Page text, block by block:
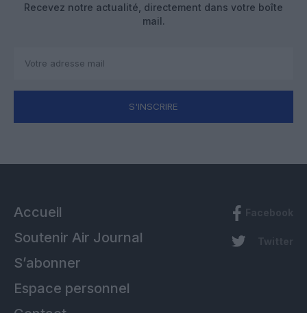
Recevez notre actualité, directement dans votre boîte
mail.
S'INSCRIRE
Accueil
Soutenir Air Journal
S’abonner
Espace personnel